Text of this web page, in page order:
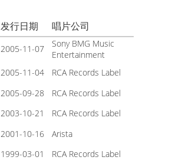
发行日期 唱片公司
2005-11-07
Sony BMG Music
Entertainment
2005-11-04
RCA Records Label
2005-09-28
RCA Records Label
2003-10-21
RCA Records Label
2001-10-16
Arista
1999-03-01 RCA Records Label